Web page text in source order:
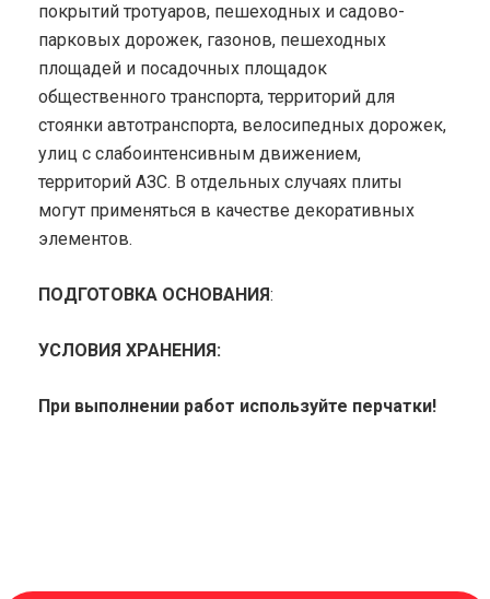
покрытий тротуаров, пешеходных и садово-
парковых дорожек, газонов, пешеходных
площадей и посадочных площадок
общественного транспорта, территорий для
стоянки автотранспорта, велосипедных дорожек,
улиц с слабоинтенсивным движением,
территорий АЗС. В отдельных случаях плиты
могут применяться в качестве декоративных
элементов.
ПОДГОТОВКА ОСНОВАНИЯ:
УСЛОВИЯ ХРАНЕНИЯ:
При выполнении работ используйте перчатки!